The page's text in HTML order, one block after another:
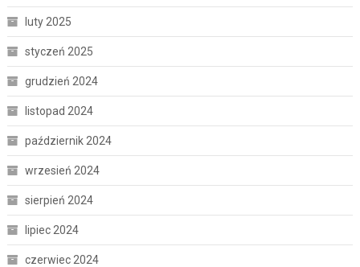
luty 2025
styczeń 2025
grudzień 2024
listopad 2024
październik 2024
wrzesień 2024
sierpień 2024
lipiec 2024
czerwiec 2024